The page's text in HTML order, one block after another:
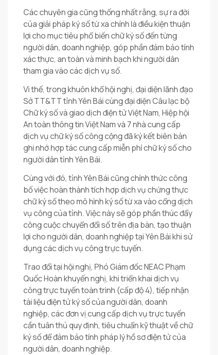
Các chuyên gia cũng thống nhất rằng, sự ra đời
của giải pháp ký số từ xa chính là điều kiện thuận
lợi cho mục tiêu phổ biến chữ ký số đến từng
người dân, doanh nghiệp, góp phần đảm bảo tính
xác thực, an toàn và minh bạch khi người dân
tham gia vào các dịch vụ số.
Vì thế, trong khuôn khổ hội nghị, đại diện lãnh đạo
Sở TT&TT tỉnh Yên Bái cùng đại diện Câu lạc bộ
Chữ ký số và giao dịch điện tử Việt Nam, Hiệp hội
An toàn thông tin Việt Nam và 7 nhà cung cấp
dịch vụ chữ ký số công cộng đã ký kết biên bản
ghi nhớ hợp tác cung cấp miễn phí chữ ký số cho
người dân tỉnh Yên Bái.
Cùng với đó, tỉnh Yên Bái cũng chính thức công
bố việc hoàn thành tích hợp dịch vụ chứng thực
chữ ký số theo mô hình ký số từ xa vào cổng dịch
vụ công của tỉnh. Việc này sẽ góp phần thúc đẩy
công cuộc chuyển đổi số trên địa bàn, tạo thuận
lợi cho người dân, doanh nghiệp tại Yên Bái khi sử
dụng các dịch vụ công trực tuyến.
Trao đổi tại hội nghị, Phó Giám đốc NEAC Phạm
Quốc Hoàn khuyến nghị, khi triển khai dịch vụ
công trực tuyến toàn trình (cấp độ 4), tiếp nhận
tài liệu điện tử ký số của người dân, doanh
nghiệp, các đơn vị cung cấp dịch vụ trực tuyến
cần tuân thủ quy định, tiêu chuẩn kỹ thuật về chữ
ký số để đảm bảo tính pháp lý hồ sơ điện tử của
người dân, doanh nghiệp.